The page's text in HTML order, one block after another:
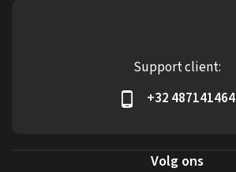
Support client:
+32 487141464
Volg ons